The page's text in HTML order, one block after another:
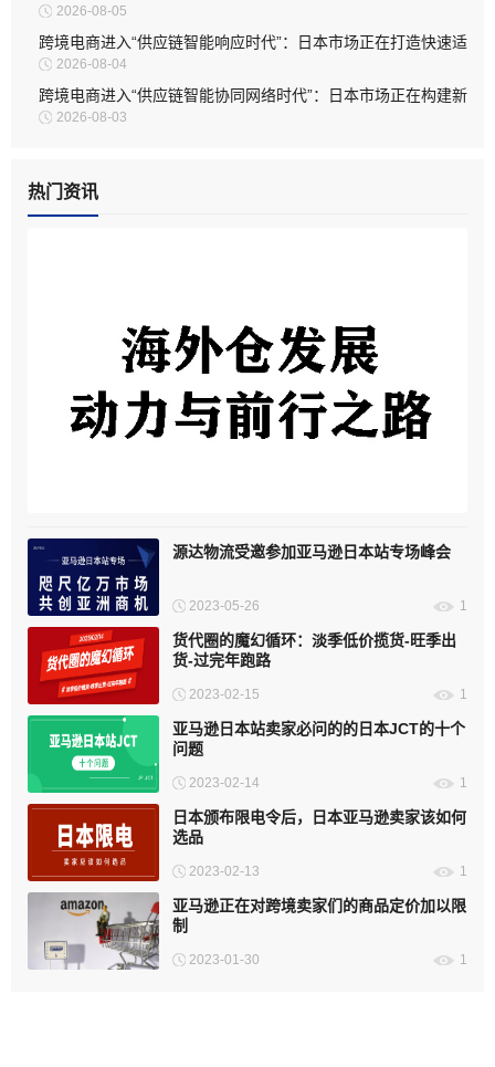
务模式
2026-08-05
跨境电商进入“供应链智能响应时代”：日本市场正在打造快速适
应型物流体系
2026-08-04
跨境电商进入“供应链智能协同网络时代”：日本市场正在构建新
型物流生态
2026-08-03
热门资讯
源达物流受邀参加亚马逊日本站专场峰会
2023-05-26 1
货代圈的魔幻循环：淡季低价揽货-旺季出
货-过完年跑路
2023-02-15 1
亚马逊日本站卖家必问的的日本JCT的十个
问题
2023-02-14 1
日本颁布限电令后，日本亚马逊卖家该如何
选品
2023-02-13 1
亚马逊正在对跨境卖家们的商品定价加以限
制
2023-01-30 1